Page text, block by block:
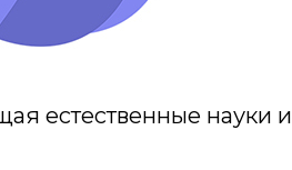
естественные науки и